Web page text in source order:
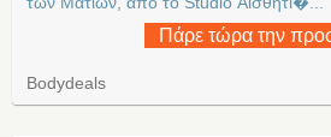
Πάρε τώρα την
Bodydeals